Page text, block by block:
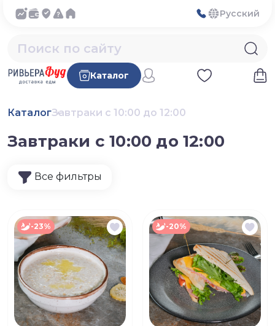
Русский
Каталог
КаталогЗавтраки с 10:00 до 12:00
Завтраки с 10:00 до 12:00
Все фильтры
-23% -20%